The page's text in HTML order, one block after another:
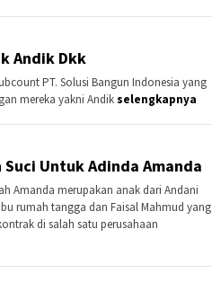
Andik Dkk
PT. Solusi Bangun Indonesia yang
mereka yakni Andikselengkapnya
Untuk Adinda Amanda
Amanda merupakan anak dari Andani
rumah tangga dan Faisal Mahmud yang
di salah satu perusahaan